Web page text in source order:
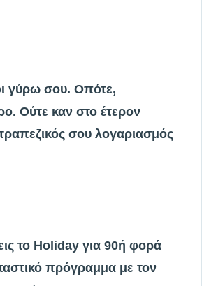
γύρω σου. Οπότε,
Ούτε καν στο έτερον
σου λογαριασμός
το Holiday για 90ή φορά
πρόγραμμα με τον